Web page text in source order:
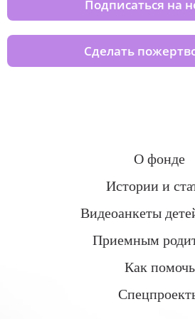
Подписаться на
Сделать
О фонде
Истории и
Видеоанкеты
Приемным
Как помочь